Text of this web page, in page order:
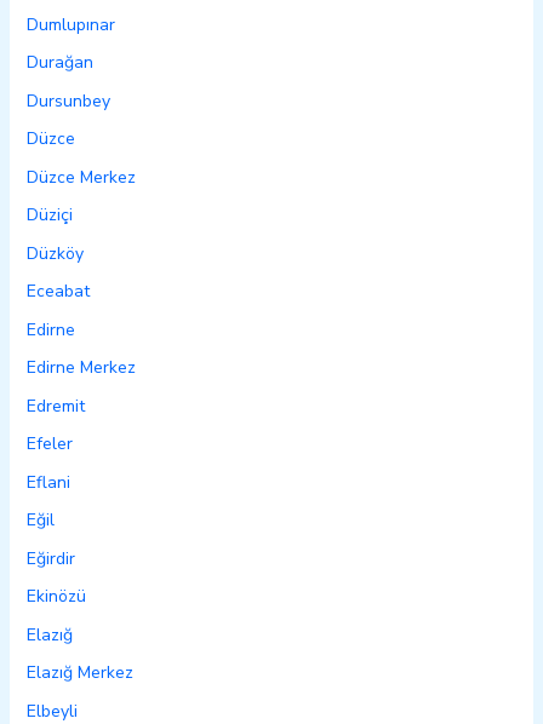
Dumlupınar
Durağan
Dursunbey
Düzce
Düzce Merkez
Düziçi
Düzköy
Eceabat
Edirne
Edirne Merkez
Edremit
Efeler
Eflani
Eğil
Eğirdir
Ekinözü
Elazığ
Elazığ Merkez
Elbeyli